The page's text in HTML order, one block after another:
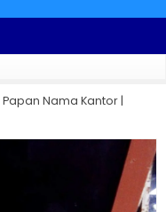
Papan Nama Kantor |